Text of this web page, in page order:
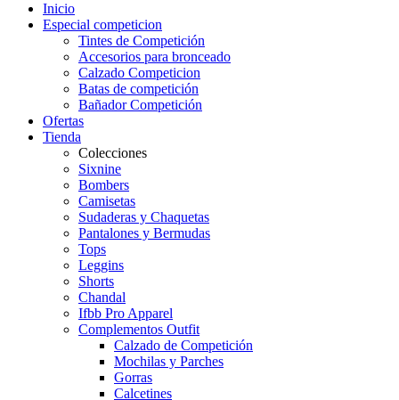
Inicio
Especial competicion
Tintes de Competición
Accesorios para bronceado
Calzado Competicion
Batas de competición
Bañador Competición
Ofertas
Tienda
Colecciones
Sixnine
Bombers
Camisetas
Sudaderas y Chaquetas
Pantalones y Bermudas
Tops
Leggins
Shorts
Chandal
Ifbb Pro Apparel
Complementos Outfit
Calzado de Competición
Mochilas y Parches
Gorras
Calcetines